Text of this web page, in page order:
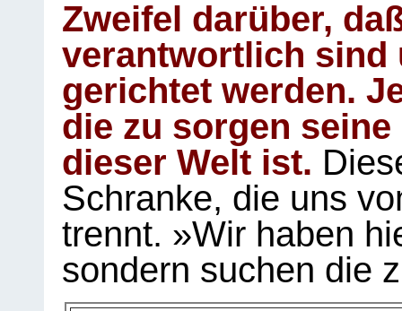
Zweifel darüber,
verantwortlich sind
gerichtet werden.
die zu sorgen
dieser Welt ist.
Schranke, die uns
trennt. »Wir haben
sondern suchen die